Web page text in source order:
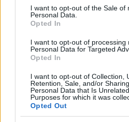
consent section.
I want to opt-out of the Sale of
Personal Data.
Opted In
I want to opt-out of processing
Personal Data for Targeted
Opted In
I want to opt-out of Collection,
Retention, Sale, and/or
Personal Data that Is
Purposes for which it was
Opted Out
«Αφιέρωσε τη ζωή της
ανθρώπους που είχαν
δήλωση της
Η Αγγελική Ηλιάδη
που έζησε και πώς είδε
μου»
Πιο